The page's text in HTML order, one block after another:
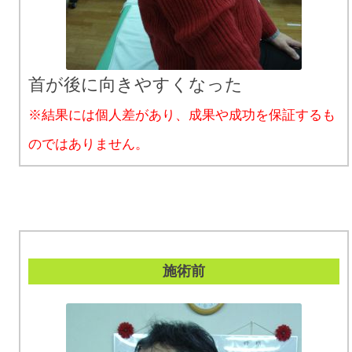
首が後に向きやすくなった
※結果には個人差があり、成果や成功を保証するも
のではありません。
施術前